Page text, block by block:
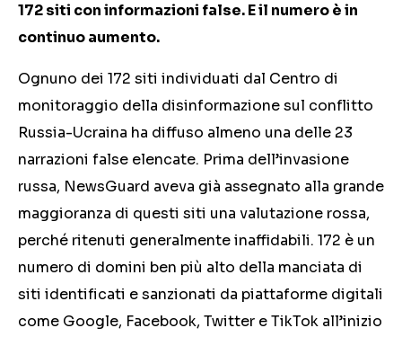
172 siti con informazioni false. E il numero è in
continuo aumento.
Ognuno dei 172 siti individuati dal Centro di
monitoraggio della disinformazione sul conflitto
Russia-Ucraina ha diffuso almeno una delle 23
narrazioni false elencate. Prima dell’invasione
russa, NewsGuard aveva già assegnato alla grande
maggioranza di questi siti una valutazione rossa,
perché ritenuti generalmente inaffidabili. 172 è un
numero di domini ben più alto della manciata di
siti identificati e sanzionati da piattaforme digitali
come Google, Facebook, Twitter e TikTok all’inizio